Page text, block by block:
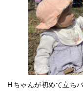
Hちゃんが初めて立ち